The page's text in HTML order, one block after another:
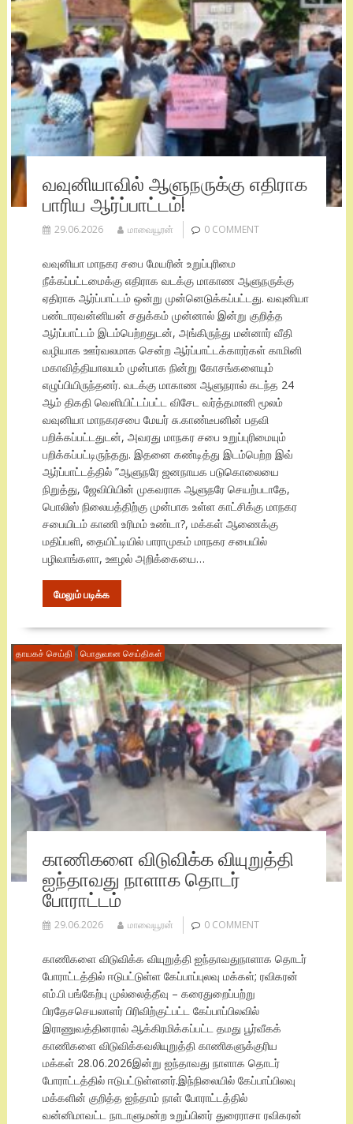
வவுனியாவில் ஆளுநருக்கு எதிராக
பாரிய ஆர்ப்பாட்டம்!
29.06.2026 மாவையூரன் 0 COMMENT
வவுனியா மாநகர சபை மேயரின் உறுப்புரிமை
நீக்கப்பட்டமைக்கு எதிராக வடக்கு மாகாண ஆளுநருக்கு
ஏதிராக ஆர்ப்பாட்டம் ஒன்று முன்னெடுக்கப்பட்டது. வவுனியா
பண்டாரவன்னியன் சதுக்கம் முன்னால் இன்று குறித்த
ஆர்ப்பாட்டம் இடம்பெற்றதுடன், அங்கிருந்து மன்னார் வீதி
வழியாக ஊர்வலமாக சென்ற ஆர்ப்பாட்டக்காரர்கள் காமினி
மகாவித்தியாலயம் முன்பாக நின்று கோசங்களையும்
எழுப்பியிருந்தனர். வடக்கு மாகாண ஆளுநரால் கடந்த 24
ஆம் திகதி வெளியிட்டப்பட்ட விசேட வர்த்தமானி மூலம்
வவுனியா மாநகரசபை மேயர் சு.காண்டீபனின் பதவி
பறிக்கப்பட்டதுடன், அவரது மாநகர சபை உறுப்புரிமையும்
பறிக்கப்பட்டிருந்தது. இதனை கண்டித்து இடம்பெற்ற இவ்
ஆர்ப்பாட்டத்தில் ”ஆளுநரே ஜனநாயக படுகொலையை
நிறுத்து, ஜேவிபியின் முகவராக ஆளுநரே செயற்படாதே,
பொலிஸ் நிலையத்திற்கு முன்பாக உள்ள காட்சிக்கு மாநகர
சபையிடம் காணி உரிமம் உண்டா?, மக்கள் ஆணைக்கு
மதிப்பளி, தையிட்டியில் பாராமுகம் மாநகர சபையில்
பழிவாங்களா, ஊழல் அறிக்கையை…
மேலும் படிக்க
தாயகச் செய்தி பொதுவான செய்திகள்
காணிகளை விடுவிக்க வியுறுத்தி
ஐந்தாவது நாளாக தொடர்
போராட்டம்
29.06.2026 மாவையூரன் 0 COMMENT
காணிகளை விடுவிக்க வியுறுத்தி ஐந்தாவதுநாளாக தொடர்
போராட்டத்தில் ஈடுபட்டுள்ள கேப்பாப்புலவு மக்கள்; ரவிகரன்
எம்.பி பங்கேற்பு முல்லைத்தீவு – கரைதுறைப்பற்று
பிரதேசசெயலாளர் பிரிவிற்குட்பட்ட கேப்பாப்பிலவில்
இராணுவத்தினரால் ஆக்கிரமிக்கப்பட்ட தமது பூர்வீகக்
காணிகளை விடுவிக்கவலியுறுத்தி காணிகளுக்குரிய
மக்கள் 28.06.2026இன்று ஐந்தாவது நாளாக தொடர்
போராட்டத்தில் ஈடுபட்டுள்ளனர்.இந்நிலையில் கேப்பாப்பிலவு
மக்களின் குறித்த ஐந்தாம் நாள் போராட்டத்தில்
வன்னிமாவட்ட நாடாளுமன்ற உறுப்பினர் துரைராசா ரவிகரன்